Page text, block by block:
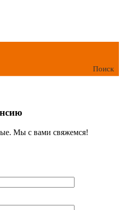
Поиск
Мы с вами свяжемся!